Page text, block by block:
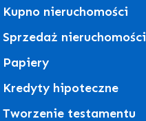
Kupno nieruchomości
Sprzedaż nieruchomości
Papiery
Kredyty hipoteczne
Tworzenie testamentu